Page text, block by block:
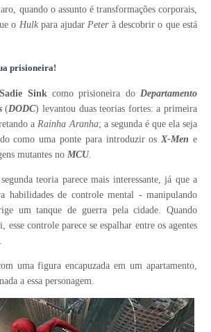
quando o assunto é transformações corporais,
o Hulk para ajudarPeterà descobrir o que está
prisioneira!
Sadie Sinkcomo prisioneira doDepartamento
(DODC) levantou duas teorias fortes: a primeira
aRainha Aranha; a segunda é que ela seja
como uma ponte para introduzir osX-Men e
mutantes no MCU.
teoria parece mais interessante, já que a
habilidades de controle mental - manipulando
um tanque de guerra pela cidade. Quando
esse controle parece se espalhar entre os agentes
.
uma figura encapuzada em um apartamento,
a essa personagem.